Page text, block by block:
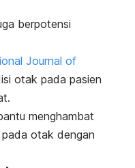
berpotensi
Journal of
otak pada pasien
menghambat
otak dengan